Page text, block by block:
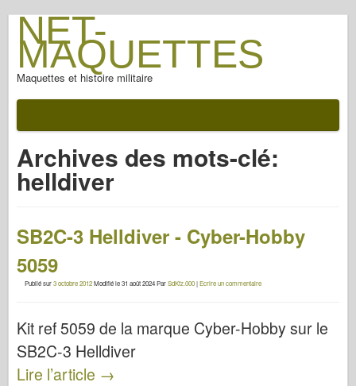
NET-
MAQUETTES
Maquettes et histoire militaire
Archives des mots-clé:
helldiver
SB2C-3 Helldiver - Cyber-Hobby
5059
Publié sur3 octobre 2012Modifié le31 août 2024ParSdKfz.000|Ecrire un commentaire
Kit ref 5059 de la marque Cyber-Hobby sur le
SB2C-3 Helldiver
Lire l’article →